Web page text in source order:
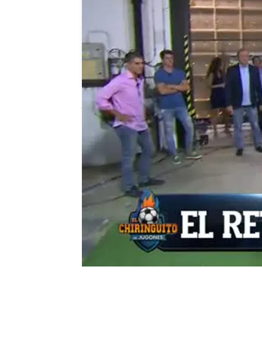
mega
Madrid
Publicado: 14 de septiembre de 2018,
el chiringuito